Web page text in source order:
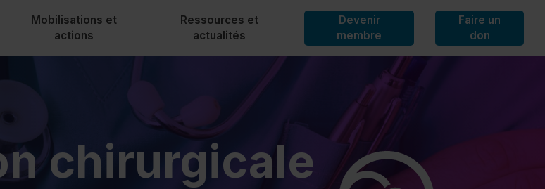
Mobilisations et
actions
Ressources et
actualités
Rapports d’activités
Devenir
membre
Faire un
don
chirurgicale